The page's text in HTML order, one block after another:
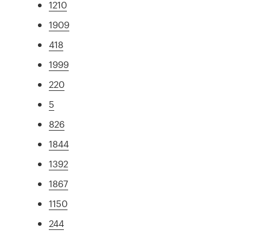
1210
1909
418
1999
220
5
826
1844
1392
1867
1150
244